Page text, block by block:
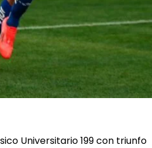
Universitario 199 con triunfo